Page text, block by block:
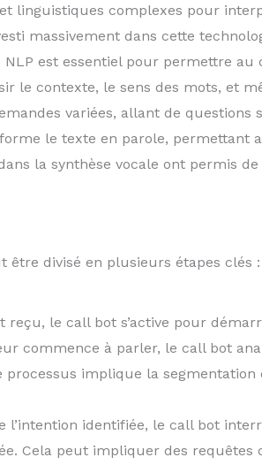
linguistiques complexes pour
massivement dans cette
est essentiel pour permettre au
le contexte, le sens des mots, et
variées, allant de questions
le texte en parole, permettant
la synthèse vocale ont permis
être divisé en plusieurs étapes clés :
reçu, le call bot s’active pour
commence à parler, le call bot
processus implique la
identifiée, le call bot
Cela peut impliquer des requêtes